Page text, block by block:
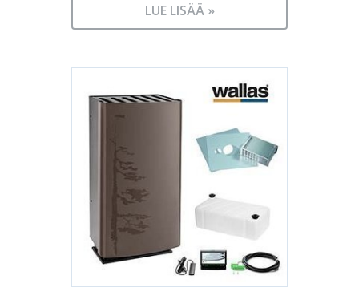
LUE LISÄÄ »